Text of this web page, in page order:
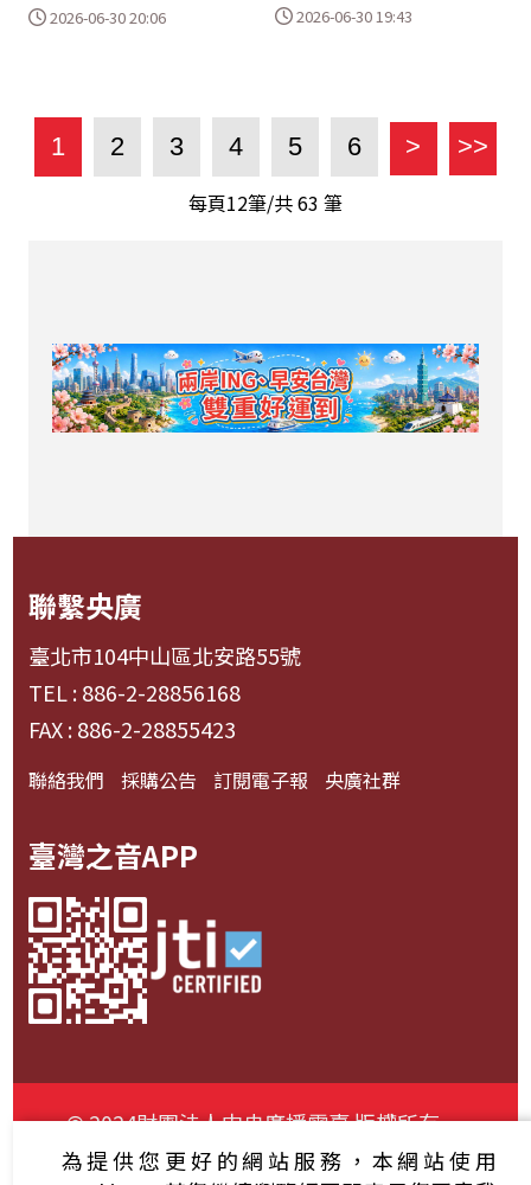
2026-06-30 20:06 2026-06-30 19:43
1 2 3 4 5 6 > >>
每頁12筆/共63 筆
聯繫央廣
臺北市104中山區北安路55號
TEL : 886-2-28856168
FAX : 886-2-28855423
聯絡我們 採購公告 訂閱電子報 央廣社群
臺灣之音APP
© 2024財團法人中央廣播電臺 版權所有
資通安全政策聲明
服務條款 隱私權條款
為提供您更好的網站服務，本網站使用